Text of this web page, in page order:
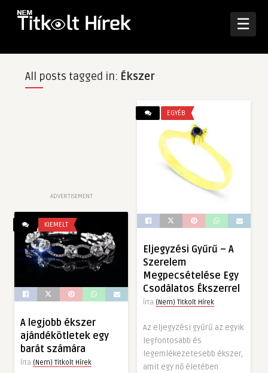
☰
All posts tagged in: Ékszer
ADVERTISEMENT
EGYÉB
Eljegyzési Gyűrű – A
Szerelem
Megpecsételése Egy
Csodálatos Ékszerrel
Írta (Nem) Titkolt Hírek
Az eljegyzési gyűrű az egyik
legfontosabb és
legemlékezetesebb ékszer,
amit egy nő életében
KIEMELT
A legjobb ékszer
ajándékötletek egy
barát számára
Írta (Nem) Titkolt Hírek